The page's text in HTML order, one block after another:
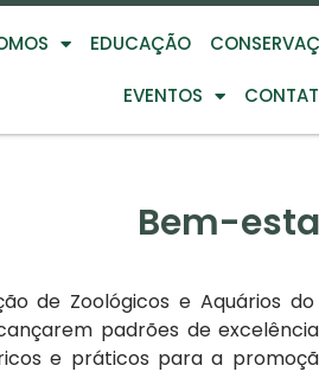
EDUCAÇÃO
EVENTOS
Bem-
de Zoológicos e Aquários
padrões de
e práticos para a